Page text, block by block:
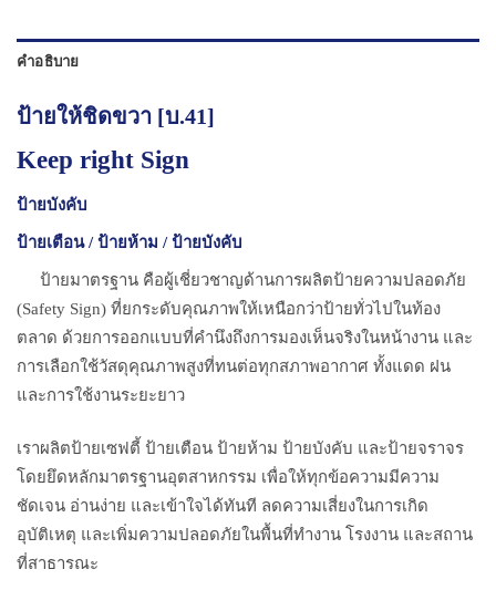
คำอธิบาย
ป้ายให้ชิดขวา [บ.41]
Keep right Sign
ป้ายบังคับ
ป้ายเตือน / ป้ายห้าม / ป้ายบังคับ
ป้ายมาตรฐาน คือผู้เชี่ยวชาญด้านการผลิตป้ายความปลอดภัย
(Safety Sign) ที่ยกระดับคุณภาพให้เหนือกว่าป้ายทั่วไปในท้อง
ตลาด ด้วยการออกแบบที่คำนึงถึงการมองเห็นจริงในหน้างาน และ
การเลือกใช้วัสดุคุณภาพสูงที่ทนต่อทุกสภาพอากาศ ทั้งแดด ฝน
และการใช้งานระยะยาว
เราผลิตป้ายเซฟตี้ ป้ายเตือน ป้ายห้าม ป้ายบังคับ และป้ายจราจร
โดยยึดหลักมาตรฐานอุตสาหกรรม เพื่อให้ทุกข้อความมีความ
ชัดเจน อ่านง่าย และเข้าใจได้ทันที ลดความเสี่ยงในการเกิด
อุบัติเหตุ และเพิ่มความปลอดภัยในพื้นที่ทำงาน โรงงาน และสถาน
ที่สาธารณะ